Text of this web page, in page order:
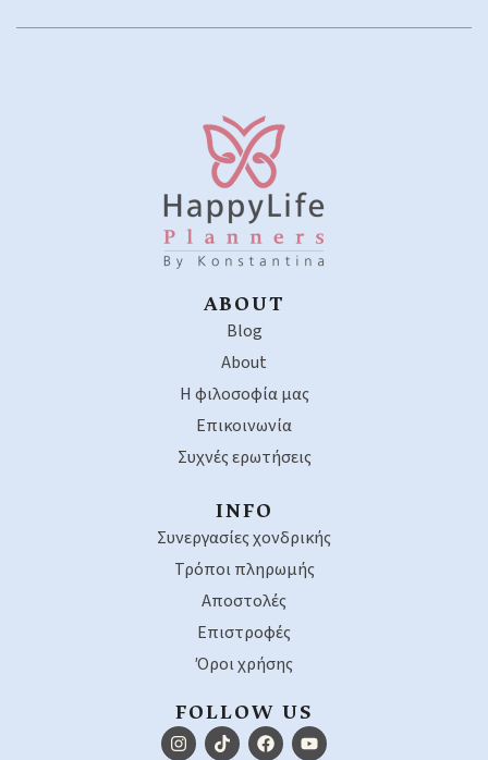
ABOUT
Blog
About
Η φιλοσοφία μας
Επικοινωνία
Συχνές ερωτήσεις
INFO
Συνεργασίες χονδρικής
Τρόποι πληρωμής
Αποστολές
Επιστροφές
Όροι χρήσης
FOLLOW US